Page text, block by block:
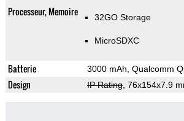
Processeur, Memoire 32GO Storage
MicroSDXC
Batterie 3000 mAh, Qualcomm
Design IP Rating, 76x154x7.9